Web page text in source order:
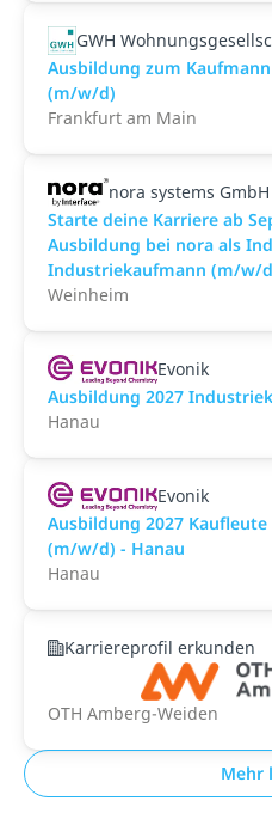
GWH
Ausbildung zum
(m/w/d)
Frankfurt am Main
nora systems GmbH
Starte deine Karriere ab
Ausbildung bei nora als
Industriekaufmann (m/w/
Weinheim
Evonik
Ausbildung 2027
Hanau
Evonik
Ausbildung 2027
(m/w/d) - Hanau
Hanau
Karriereprofil erkunden
OTH Amberg-Weiden
Mehr